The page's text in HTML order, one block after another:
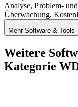
Analyse, Problem-
Überwachung.
Mehr Software & Tools
Weitere
Kategorie